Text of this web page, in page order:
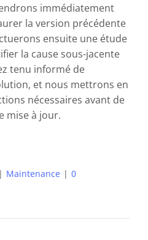
immédiatement
la version précédente
ensuite une étude
la cause sous-jacente
tenu informé de
et nous mettrons en
nécessaires avant de
mise à jour.
| Maintenance | 0